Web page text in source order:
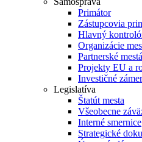
Primátor
Zástupcovia
Hlavný
Organizácie
Partnerské mestá
Projekty EU a
Investičné
Legislatíva
Štatút mesta
Všeobecne
Interné smernice
Strategické